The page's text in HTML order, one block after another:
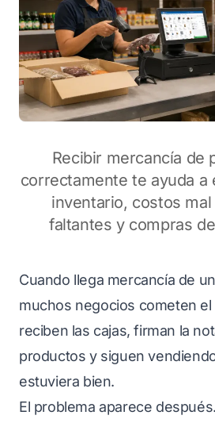
Recibir mercancía de
correctamente te ayuda a
inventario, costos
faltantes y compras
Cuando llega mercancía de
muchos negocios cometen
reciben las cajas, firman la
productos y siguen
estuviera bien.
El problema aparece después.